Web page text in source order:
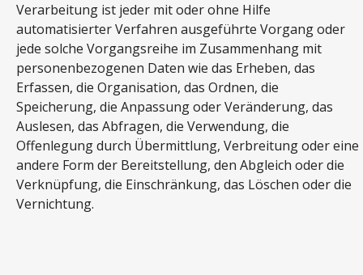
Verarbeitung ist jeder mit oder ohne Hilfe
automatisierter Verfahren ausgeführte Vorgang oder
jede solche Vorgangsreihe im Zusammenhang mit
personenbezogenen Daten wie das Erheben, das
Erfassen, die Organisation, das Ordnen, die
Speicherung, die Anpassung oder Veränderung, das
Auslesen, das Abfragen, die Verwendung, die
Offenlegung durch Übermittlung, Verbreitung oder eine
andere Form der Bereitstellung, den Abgleich oder die
Verknüpfung, die Einschränkung, das Löschen oder die
Vernichtung.